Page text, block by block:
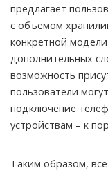
предлагает
с объемом
конкретной
дополнительных
возможность
пользователи
подключение
устройствам – к
Таким образом,